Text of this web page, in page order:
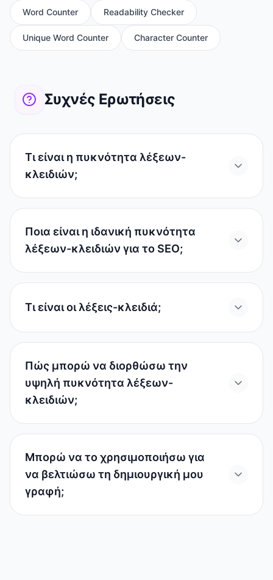
Word Counter Readability Checker
Unique Word Counter Character Counter
Συχνές Ερωτήσεις
Τι είναι η πυκνότητα λέξεων-
κλειδιών;
Ποια είναι η ιδανική πυκνότητα
λέξεων-κλειδιών για το SEO;
Τι είναι οι λέξεις-κλειδιά;
Πώς μπορώ να διορθώσω την
υψηλή πυκνότητα λέξεων-
κλειδιών;
Μπορώ να το χρησιμοποιήσω για
να βελτιώσω τη δημιουργική μου
γραφή;